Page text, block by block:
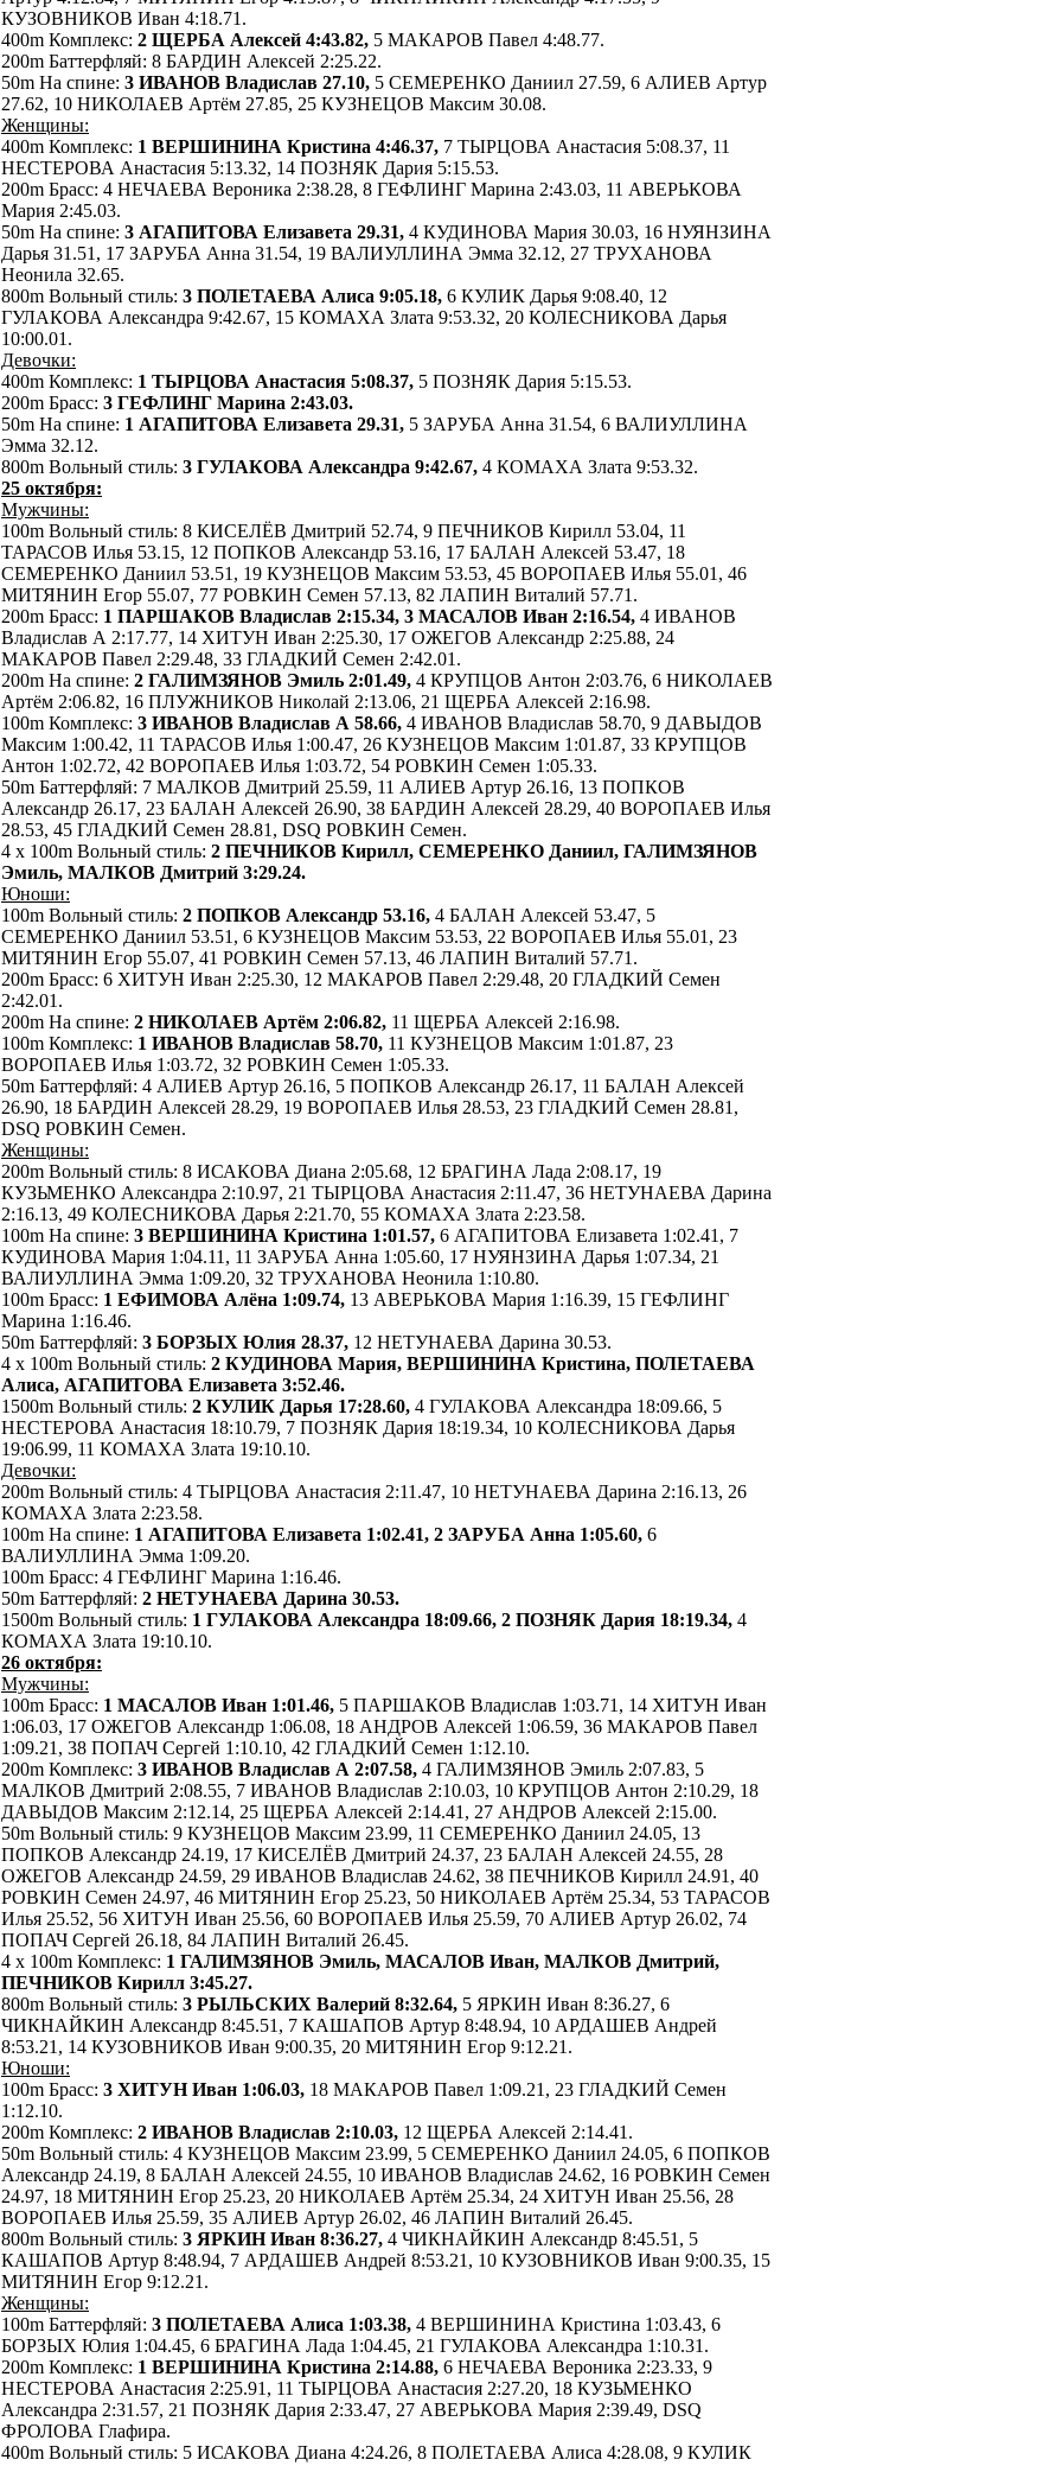
КУЗОВНИКОВ Иван 4:18.71.
400m Комплекс: 2 ЩЕРБА Алексей 4:43.82, 5 МАКАРОВ Павел 4:48.77.
200m Баттерфляй: 8 БАРДИН Алексей 2:25.22.
50m На спине: 3 ИВАНОВ Владислав 27.10, 5 СЕМЕРЕНКО Даниил 27.59, 6 АЛИЕВ Артур
27.62, 10 НИКОЛАЕВ Артём 27.85, 25 КУЗНЕЦОВ Максим 30.08.
Женщины:
400m Комплекс: 1 ВЕРШИНИНА Кристина 4:46.37, 7 ТЫРЦОВА Анастасия 5:08.37, 11
НЕСТЕРОВА Анастасия 5:13.32, 14 ПОЗНЯК Дария 5:15.53.
200m Брасс: 4 НЕЧАЕВА Вероника 2:38.28, 8 ГЕФЛИНГ Марина 2:43.03, 11 АВЕРЬКОВА
Мария 2:45.03.
50m На спине: 3 АГАПИТОВА Елизавета 29.31, 4 КУДИНОВА Мария 30.03, 16 НУЯНЗИНА
Дарья 31.51, 17 ЗАРУБА Анна 31.54, 19 ВАЛИУЛЛИНА Эмма 32.12, 27 ТРУХАНОВА
Неонила 32.65.
800m Вольный стиль: 3 ПОЛЕТАЕВА Алиса 9:05.18, 6 КУЛИК Дарья 9:08.40, 12
ГУЛАКОВА Александра 9:42.67, 15 КОМАХА Злата 9:53.32, 20 КОЛЕСНИКОВА Дарья
10:00.01.
Девочки:
400m Комплекс: 1 ТЫРЦОВА Анастасия 5:08.37, 5 ПОЗНЯК Дария 5:15.53.
200m Брасс: 3 ГЕФЛИНГ Марина 2:43.03.
50m На спине: 1 АГАПИТОВА Елизавета 29.31, 5 ЗАРУБА Анна 31.54, 6 ВАЛИУЛЛИНА
Эмма 32.12.
800m Вольный стиль: 3 ГУЛАКОВА Александра 9:42.67, 4 КОМАХА Злата 9:53.32.
25 октября:
Мужчины:
100m Вольный стиль: 8 КИСЕЛЁВ Дмитрий 52.74, 9 ПЕЧНИКОВ Кирилл 53.04, 11
ТАРАСОВ Илья 53.15, 12 ПОПКОВ Александр 53.16, 17 БАЛАН Алексей 53.47, 18
СЕМЕРЕНКО Даниил 53.51, 19 КУЗНЕЦОВ Максим 53.53, 45 ВОРОПАЕВ Илья 55.01, 46
МИТЯНИН Егор 55.07, 77 РОВКИН Семен 57.13, 82 ЛАПИН Виталий 57.71.
200m Брасс: 1 ПАРШАКОВ Владислав 2:15.34, 3 МАСАЛОВ Иван 2:16.54, 4 ИВАНОВ
Владислав А 2:17.77, 14 ХИТУН Иван 2:25.30, 17 ОЖЕГОВ Александр 2:25.88, 24
МАКАРОВ Павел 2:29.48, 33 ГЛАДКИЙ Семен 2:42.01.
200m На спине: 2 ГАЛИМЗЯНОВ Эмиль 2:01.49, 4 КРУПЦОВ Антон 2:03.76, 6 НИКОЛАЕВ
Артём 2:06.82, 16 ПЛУЖНИКОВ Николай 2:13.06, 21 ЩЕРБА Алексей 2:16.98.
100m Комплекс: 3 ИВАНОВ Владислав А 58.66, 4 ИВАНОВ Владислав 58.70, 9 ДАВЫДОВ
Максим 1:00.42, 11 ТАРАСОВ Илья 1:00.47, 26 КУЗНЕЦОВ Максим 1:01.87, 33 КРУПЦОВ
Антон 1:02.72, 42 ВОРОПАЕВ Илья 1:03.72, 54 РОВКИН Семен 1:05.33.
50m Баттерфляй: 7 МАЛКОВ Дмитрий 25.59, 11 АЛИЕВ Артур 26.16, 13 ПОПКОВ
Александр 26.17, 23 БАЛАН Алексей 26.90, 38 БАРДИН Алексей 28.29, 40 ВОРОПАЕВ Илья
28.53, 45 ГЛАДКИЙ Семен 28.81, DSQ РОВКИН Семен.
4 x 100m Вольный стиль: 2 ПЕЧНИКОВ Кирилл, СЕМЕРЕНКО Даниил, ГАЛИМЗЯНОВ
Эмиль, МАЛКОВ Дмитрий 3:29.24.
Юноши:
100m Вольный стиль: 2 ПОПКОВ Александр 53.16, 4 БАЛАН Алексей 53.47, 5
СЕМЕРЕНКО Даниил 53.51, 6 КУЗНЕЦОВ Максим 53.53, 22 ВОРОПАЕВ Илья 55.01, 23
МИТЯНИН Егор 55.07, 41 РОВКИН Семен 57.13, 46 ЛАПИН Виталий 57.71.
200m Брасс: 6 ХИТУН Иван 2:25.30, 12 МАКАРОВ Павел 2:29.48, 20 ГЛАДКИЙ Семен
2:42.01.
200m На спине: 2 НИКОЛАЕВ Артём 2:06.82, 11 ЩЕРБА Алексей 2:16.98.
100m Комплекс: 1 ИВАНОВ Владислав 58.70, 11 КУЗНЕЦОВ Максим 1:01.87, 23
ВОРОПАЕВ Илья 1:03.72, 32 РОВКИН Семен 1:05.33.
50m Баттерфляй: 4 АЛИЕВ Артур 26.16, 5 ПОПКОВ Александр 26.17, 11 БАЛАН Алексей
26.90, 18 БАРДИН Алексей 28.29, 19 ВОРОПАЕВ Илья 28.53, 23 ГЛАДКИЙ Семен 28.81,
DSQ РОВКИН Семен.
Женщины:
200m Вольный стиль: 8 ИСАКОВА Диана 2:05.68, 12 БРАГИНА Лада 2:08.17, 19
КУЗЬМЕНКО Александра 2:10.97, 21 ТЫРЦОВА Анастасия 2:11.47, 36 НЕТУНАЕВА Дарина
2:16.13, 49 КОЛЕСНИКОВА Дарья 2:21.70, 55 КОМАХА Злата 2:23.58.
100m На спине: 3 ВЕРШИНИНА Кристина 1:01.57, 6 АГАПИТОВА Елизавета 1:02.41, 7
КУДИНОВА Мария 1:04.11, 11 ЗАРУБА Анна 1:05.60, 17 НУЯНЗИНА Дарья 1:07.34, 21
ВАЛИУЛЛИНА Эмма 1:09.20, 32 ТРУХАНОВА Неонила 1:10.80.
100m Брасс: 1 ЕФИМОВА Алёна 1:09.74, 13 АВЕРЬКОВА Мария 1:16.39, 15 ГЕФЛИНГ
Марина 1:16.46.
50m Баттерфляй: 3 БОРЗЫХ Юлия 28.37, 12 НЕТУНАЕВА Дарина 30.53.
4 x 100m Вольный стиль: 2 КУДИНОВА Мария, ВЕРШИНИНА Кристина, ПОЛЕТАЕВА
Алиса, АГАПИТОВА Елизавета 3:52.46.
1500m Вольный стиль: 2 КУЛИК Дарья 17:28.60, 4 ГУЛАКОВА Александра 18:09.66, 5
НЕСТЕРОВА Анастасия 18:10.79, 7 ПОЗНЯК Дария 18:19.34, 10 КОЛЕСНИКОВА Дарья
19:06.99, 11 КОМАХА Злата 19:10.10.
Девочки:
200m Вольный стиль: 4 ТЫРЦОВА Анастасия 2:11.47, 10 НЕТУНАЕВА Дарина 2:16.13, 26
КОМАХА Злата 2:23.58.
100m На спине: 1 АГАПИТОВА Елизавета 1:02.41, 2 ЗАРУБА Анна 1:05.60, 6
ВАЛИУЛЛИНА Эмма 1:09.20.
100m Брасс: 4 ГЕФЛИНГ Марина 1:16.46.
50m Баттерфляй: 2 НЕТУНАЕВА Дарина 30.53.
1500m Вольный стиль: 1 ГУЛАКОВА Александра 18:09.66, 2 ПОЗНЯК Дария 18:19.34, 4
КОМАХА Злата 19:10.10.
26 октября:
Мужчины:
100m Брасс: 1 МАСАЛОВ Иван 1:01.46, 5 ПАРШАКОВ Владислав 1:03.71, 14 ХИТУН Иван
1:06.03, 17 ОЖЕГОВ Александр 1:06.08, 18 АНДРОВ Алексей 1:06.59, 36 МАКАРОВ Павел
1:09.21, 38 ПОПАЧ Сергей 1:10.10, 42 ГЛАДКИЙ Семен 1:12.10.
200m Комплекс: 3 ИВАНОВ Владислав А 2:07.58, 4 ГАЛИМЗЯНОВ Эмиль 2:07.83, 5
МАЛКОВ Дмитрий 2:08.55, 7 ИВАНОВ Владислав 2:10.03, 10 КРУПЦОВ Антон 2:10.29, 18
ДАВЫДОВ Максим 2:12.14, 25 ЩЕРБА Алексей 2:14.41, 27 АНДРОВ Алексей 2:15.00.
50m Вольный стиль: 9 КУЗНЕЦОВ Максим 23.99, 11 СЕМЕРЕНКО Даниил 24.05, 13
ПОПКОВ Александр 24.19, 17 КИСЕЛЁВ Дмитрий 24.37, 23 БАЛАН Алексей 24.55, 28
ОЖЕГОВ Александр 24.59, 29 ИВАНОВ Владислав 24.62, 38 ПЕЧНИКОВ Кирилл 24.91, 40
РОВКИН Семен 24.97, 46 МИТЯНИН Егор 25.23, 50 НИКОЛАЕВ Артём 25.34, 53 ТАРАСОВ
Илья 25.52, 56 ХИТУН Иван 25.56, 60 ВОРОПАЕВ Илья 25.59, 70 АЛИЕВ Артур 26.02, 74
ПОПАЧ Сергей 26.18, 84 ЛАПИН Виталий 26.45.
4 x 100m Комплекс: 1 ГАЛИМЗЯНОВ Эмиль, МАСАЛОВ Иван, МАЛКОВ Дмитрий,
ПЕЧНИКОВ Кирилл 3:45.27.
800m Вольный стиль: 3 РЫЛЬСКИХ Валерий 8:32.64, 5 ЯРКИН Иван 8:36.27, 6
ЧИКНАЙКИН Александр 8:45.51, 7 КАШАПОВ Артур 8:48.94, 10 АРДАШЕВ Андрей
8:53.21, 14 КУЗОВНИКОВ Иван 9:00.35, 20 МИТЯНИН Егор 9:12.21.
Юноши:
100m Брасс: 3 ХИТУН Иван 1:06.03, 18 МАКАРОВ Павел 1:09.21, 23 ГЛАДКИЙ Семен
1:12.10.
200m Комплекс: 2 ИВАНОВ Владислав 2:10.03, 12 ЩЕРБА Алексей 2:14.41.
50m Вольный стиль: 4 КУЗНЕЦОВ Максим 23.99, 5 СЕМЕРЕНКО Даниил 24.05, 6 ПОПКОВ
Александр 24.19, 8 БАЛАН Алексей 24.55, 10 ИВАНОВ Владислав 24.62, 16 РОВКИН Семен
24.97, 18 МИТЯНИН Егор 25.23, 20 НИКОЛАЕВ Артём 25.34, 24 ХИТУН Иван 25.56, 28
ВОРОПАЕВ Илья 25.59, 35 АЛИЕВ Артур 26.02, 46 ЛАПИН Виталий 26.45.
800m Вольный стиль: 3 ЯРКИН Иван 8:36.27, 4 ЧИКНАЙКИН Александр 8:45.51, 5
КАШАПОВ Артур 8:48.94, 7 АРДАШЕВ Андрей 8:53.21, 10 КУЗОВНИКОВ Иван 9:00.35, 15
МИТЯНИН Егор 9:12.21.
Женщины:
100m Баттерфляй: 3 ПОЛЕТАЕВА Алиса 1:03.38, 4 ВЕРШИНИНА Кристина 1:03.43, 6
БОРЗЫХ Юлия 1:04.45, 6 БРАГИНА Лада 1:04.45, 21 ГУЛАКОВА Александра 1:10.31.
200m Комплекс: 1 ВЕРШИНИНА Кристина 2:14.88, 6 НЕЧАЕВА Вероника 2:23.33, 9
НЕСТЕРОВА Анастасия 2:25.91, 11 ТЫРЦОВА Анастасия 2:27.20, 18 КУЗЬМЕНКО
Александра 2:31.57, 21 ПОЗНЯК Дария 2:33.47, 27 АВЕРЬКОВА Мария 2:39.49, DSQ
ФРОЛОВА Глафира.
400m Вольный стиль: 5 ИСАКОВА Диана 4:24.26, 8 ПОЛЕТАЕВА Алиса 4:28.08, 9 КУЛИК